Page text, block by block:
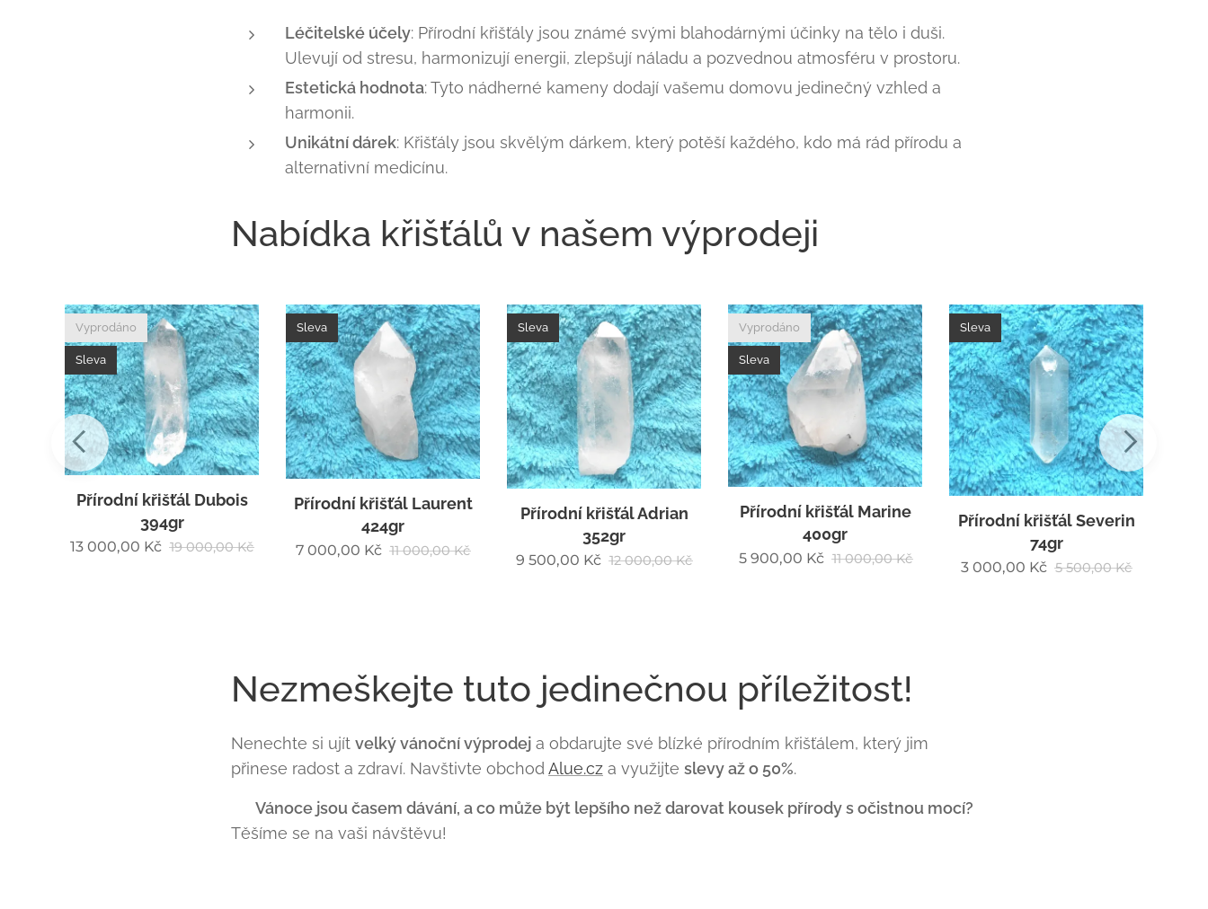
Léčitelské účely: Přírodní křišťály jsou známé svými blahodárnými účinky na tělo i duši.
Ulevují od stresu, harmonizují energii, zlepšují náladu a pozvednou atmosféru v prostoru.
Estetická hodnota: Tyto nádherné kameny dodají vašemu domovu jedinečný vzhled a
harmonii.
Unikátní dárek: Křišťály jsou skvělým dárkem, který potěší každého, kdo má rád přírodu a
alternativní medicínu.
Nabídka křišťálů v našem výprodeji
Přírodní křišťál Laurent
424gr
Sleva
7 000,00 Kč 11 000,00Kč
Přírodní křišťál Adrian
352gr
Sleva
9 500,00 Kč 12 000,00 Kč
Přírodní křišťál Marine
400gr
Vyprodáno
Sleva
5 900,00 Kč 11 000,00Kč
Přírodní křišťál Severin
74gr
Sleva
3 000,00 Kč 5 500,00 Kč
Přírodní křišťál Eridani
202gr
Sleva
7 000,00 Kč 9 500,00 Kč
Nezmeškejte tuto jedinečnou příležitost!
Nenechte si ujít velký vánoční výprodej a obdarujte své blízké přírodním křišťálem, který jim
přinese radost a zdraví. Navštivte obchod Alue.cz a využijte slevy až o 50%.
Vánoce jsou časem dávání, a co může být lepšího než darovat kousek přírody s očistnou mocí?
Těšíme se na vaši návštěvu!